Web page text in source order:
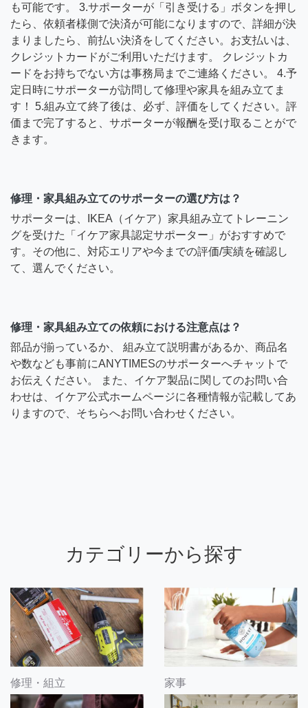
も可能です。 3.サポーターが「引き受ける」ボタンを押し
たら、依頼者様側で決済が可能になりますので、詳細が決
まりましたら、前払い決済をしてください。お支払いは、
クレジットカードがご利用いただけます。 クレジットカ
ードをお持ちでない方は事務局までご連絡ください。 4.予
定日時にサポーターが訪問して修理や家具を組み立てま
す！ 5.組み立て終了後は、必ず、評価をしてください。評
価まで完了すると、サポーターが報酬を受け取ることがで
きます。
修理・家具組み立てのサポーターの選び方は？
サポーターは、IKEA（イケア）家具組み立てトレーニン
グを受けた「イケア家具認定サポーター」がおすすめで
す。その他に、対応エリアや今までの評価/実績を確認し
て、選んでください。
修理・家具組み立ての依頼における注意点は？
部品が揃っているか、 組み立て説明書があるか、商品名
や数なども事前にANYTIMESのサポーターへチャットで
お伝えください。 また、イケア製品に関してのお問い合
わせは、イケア公式ホームページに各種情報が記載してあ
りますので、そちらへお問い合わせください。
カテゴリーから探す
修理・組立 家事